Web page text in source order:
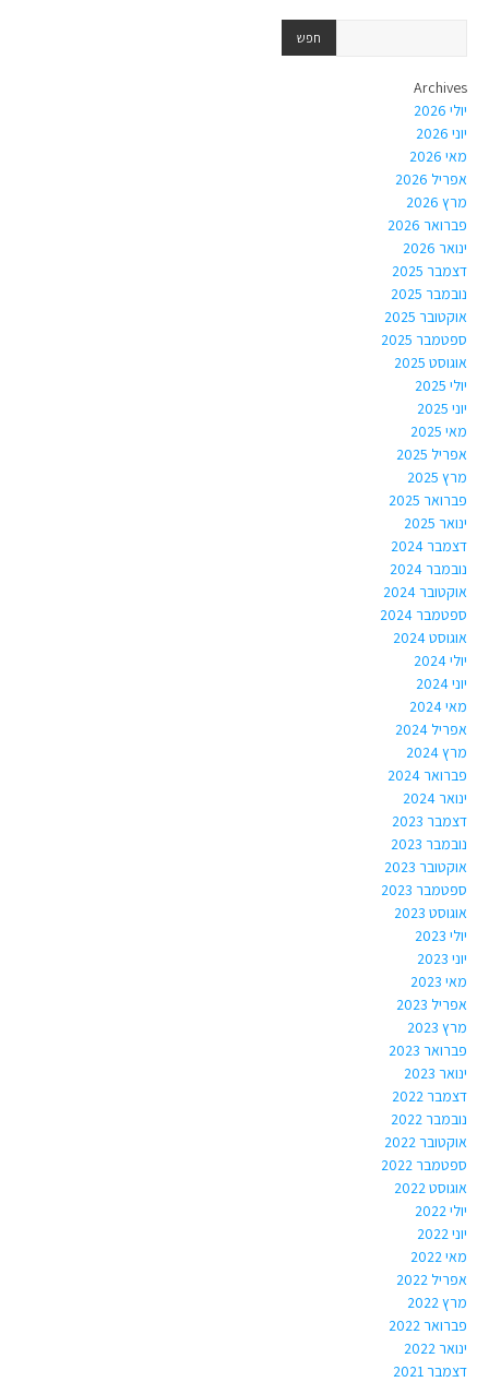
Archives
יולי 2026
יוני 2026
מאי 2026
אפריל 2026
מרץ 2026
פברואר 2026
ינואר 2026
דצמבר 2025
נובמבר 2025
אוקטובר 2025
ספטמבר 2025
אוגוסט 2025
יולי 2025
יוני 2025
מאי 2025
אפריל 2025
מרץ 2025
פברואר 2025
ינואר 2025
דצמבר 2024
נובמבר 2024
אוקטובר 2024
ספטמבר 2024
אוגוסט 2024
יולי 2024
יוני 2024
מאי 2024
אפריל 2024
מרץ 2024
פברואר 2024
ינואר 2024
דצמבר 2023
נובמבר 2023
אוקטובר 2023
ספטמבר 2023
אוגוסט 2023
יולי 2023
יוני 2023
מאי 2023
אפריל 2023
מרץ 2023
פברואר 2023
ינואר 2023
דצמבר 2022
נובמבר 2022
אוקטובר 2022
ספטמבר 2022
אוגוסט 2022
יולי 2022
יוני 2022
מאי 2022
אפריל 2022
מרץ 2022
פברואר 2022
ינואר 2022
דצמבר 2021